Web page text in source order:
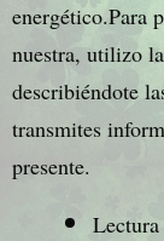
energético.Para
nuestra, utilizo
describiéndote
transmites
presente.